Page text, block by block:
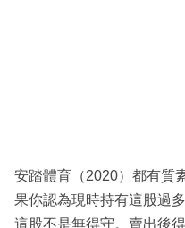
安踏體育（2020）都有質
果你認為現時持有這股過
這股不是無得守。賣出後